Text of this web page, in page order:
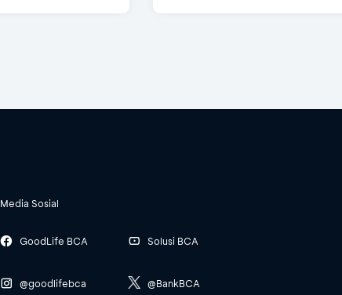
Media Sosial
GoodLife BCA
@goodlifebca
Solusi BCA
@BankBCA